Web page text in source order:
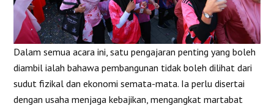
Dalam semua acara ini, satu pengajaran penting yang boleh
diambil ialah bahawa pembangunan tidak boleh dilihat dari
sudut fizikal dan ekonomi semata-mata. Ia perlu disertai
dengan usaha menjaga kebajikan, mengangkat martabat